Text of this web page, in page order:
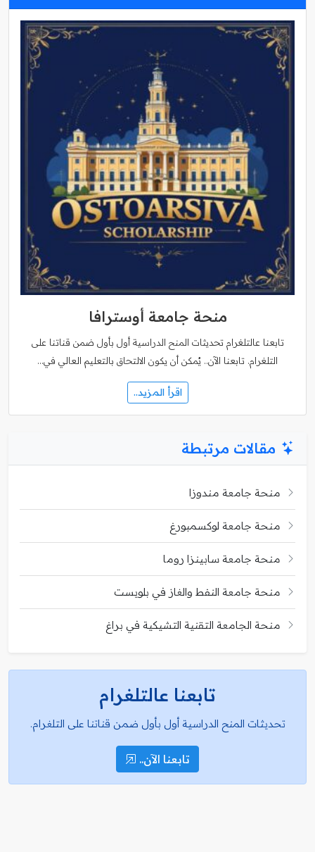
منحة جامعة أوسترافا
تابعنا عالتلغرام تحديثات المنح الدراسية أول بأول ضمن قناتنا على
التلغرام. تابعنا الآن.. يُمكن أن يكون الالتحاق بالتعليم العالي في…
اقرأ المزيد..
مقالات مرتبطة
منحة جامعة مندوزا
منحة جامعة لوكسمبورغ
منحة جامعة سابينزا روما
منحة جامعة النفط والغاز في بلويست
منحة الجامعة التقنية التشيكية في براغ
تابعنا عالتلغرام
تحديثات المنح الدراسية أول بأول ضمن قناتنا على التلغرام.
تابعنا الآن..